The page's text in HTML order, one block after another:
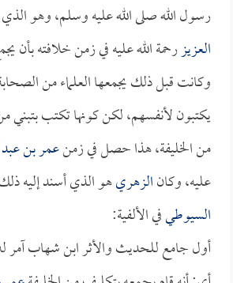
رسول الله صلى الله عليه وسلم، وهو
العزيزرحمة الله عليه في زمن خلافته بأن
وكانت قبل ذلك يجمعها العلماء من
يكتبون لأنفسهم، لكن كونها تكتب بتبني
من الخليفة، هذا حصل في زمنعمر بن عبد
عليه، وكانالزهريهو الذي أسند إليه
السيوطيفي الألفية:
أول جامع للحديث والأثر ابن شهاب آمر